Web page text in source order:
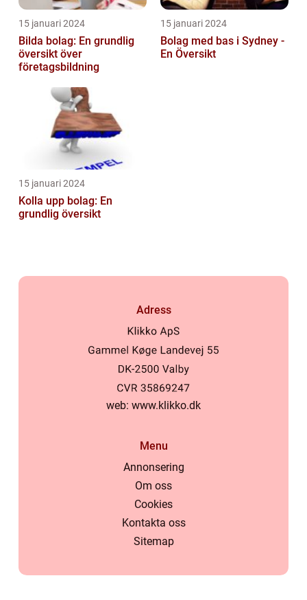
15 januari 2024
Bilda bolag: En grundlig
översikt över
företagsbildning
15 januari 2024
Bolag med bas i Sydney -
En Översikt
15 januari 2024
Kolla upp bolag: En
grundlig översikt
Adress
web: www.klikko.dk
Menu
Annonsering
Om oss
Cookies
Kontakta oss
Sitemap